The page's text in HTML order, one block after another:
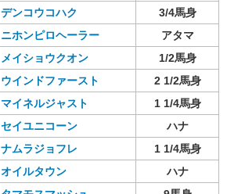
デンコウコハク
3/4馬身
ニホンピロヘーラー
アタマ
メイショウクオン
1/2馬身
ウインドファースト
2 1/2馬身
マイネルジャスト
1 1/4馬身
セイユニコーン
ハナ
ナムラジョフレ
1 1/4馬身
オイルタウン
ハナ